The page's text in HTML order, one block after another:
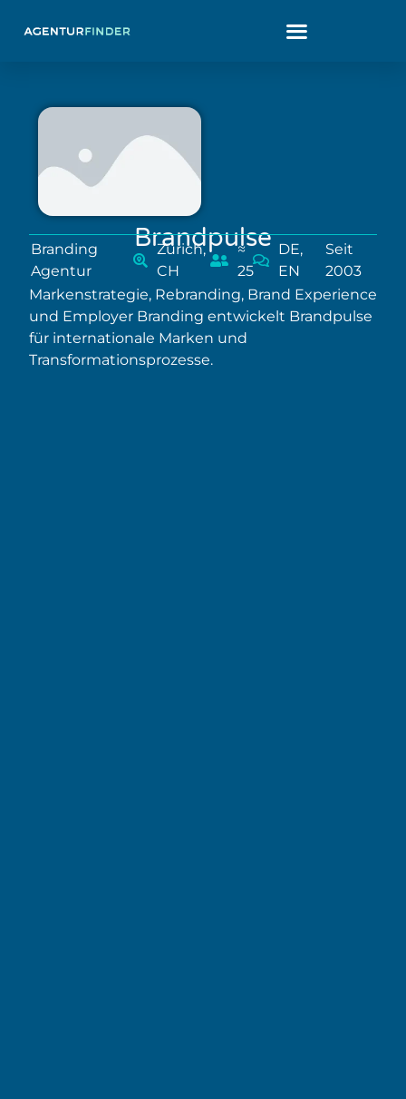
Brandpulse
Branding
Agentur
Zürich,
CH
≈
25
DE,
EN
Seit
2003
Markenstrategie, Rebranding, Brand Experience
und Employer Branding entwickelt Brandpulse
für internationale Marken und
Transformationsprozesse.